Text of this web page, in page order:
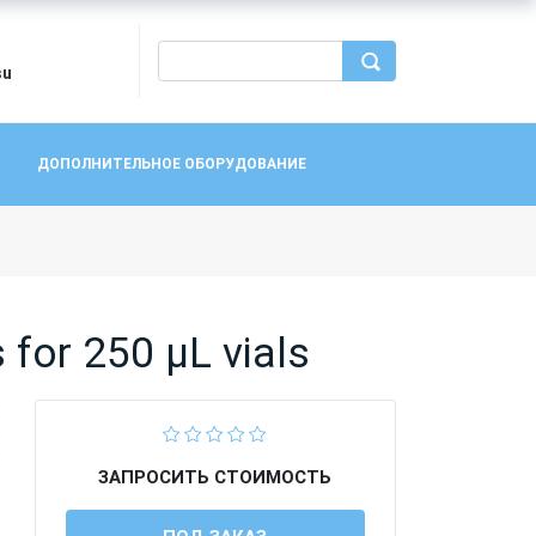
ДОПОЛНИТЕЛЬНОЕ ОБОРУДОВАНИЕ
250 µL vials
ЗАПРОСИТЬ СТОИМОСТЬ